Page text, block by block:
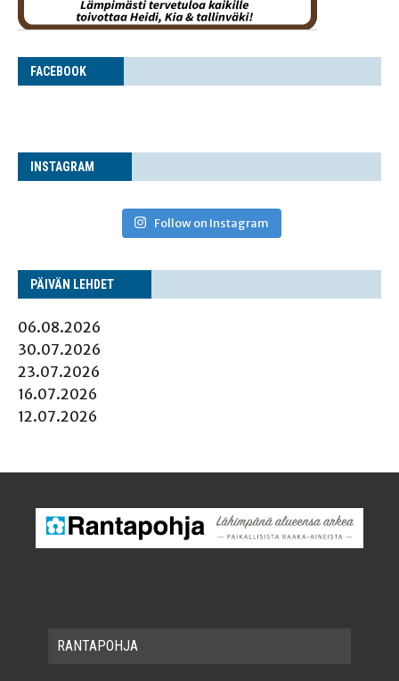
FACE­BOOK
INS­TA­GRAM
Follow on Instagram
PÄI­VÄN LEHDET
06.08.2026
30.07.2026
23.07.2026
16.07.2026
12.07.2026
RAN­TA­POH­JA